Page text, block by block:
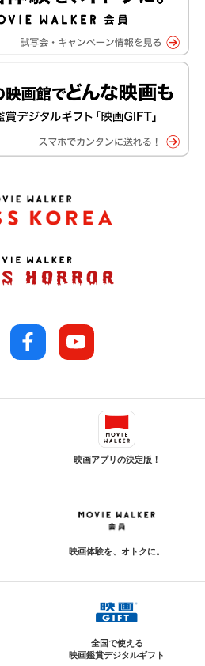
映画アプリの決定版！
映画体験を、オトクに。
全国で使える
映画鑑賞デジタルギフト